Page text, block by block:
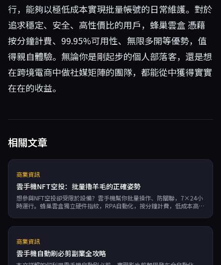
行，能夠以極低成本實現批量帳號的日常維護。對於
追求穩定、安全、高性價比的用戶， 蜂巢雲盒憑藉
按分鐘計費、99.95%可用性、無限多開等優勢，值
得親自體驗。無論你是剛起步的個人部落客，還是想
在跨境電商中做社媒矩陣的團隊，都能從中獲得實實
在在的收益。
相關文章
商業資訊
雲手機NFT空投：批量擼羊毛的正確姿勢
想參與NFT空投卻受限於設備？雲手機幫你批量操作、防關聯，7×24小
時運行。蜂巢雲盒獨立硬件指紋，RPA自動化，按分鐘計費，低成本高效
商業資訊
雲手機自動刷必剪副業全攻略